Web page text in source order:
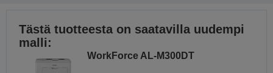
Tästä tuotteesta on saatavilla uudempi
malli:
WorkForce AL-M300DT